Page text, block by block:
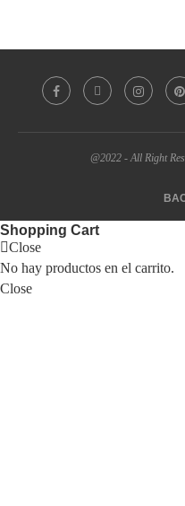
@2022 - All Right
Shopping Cart
Close
No hay productos en el carrito.
Close